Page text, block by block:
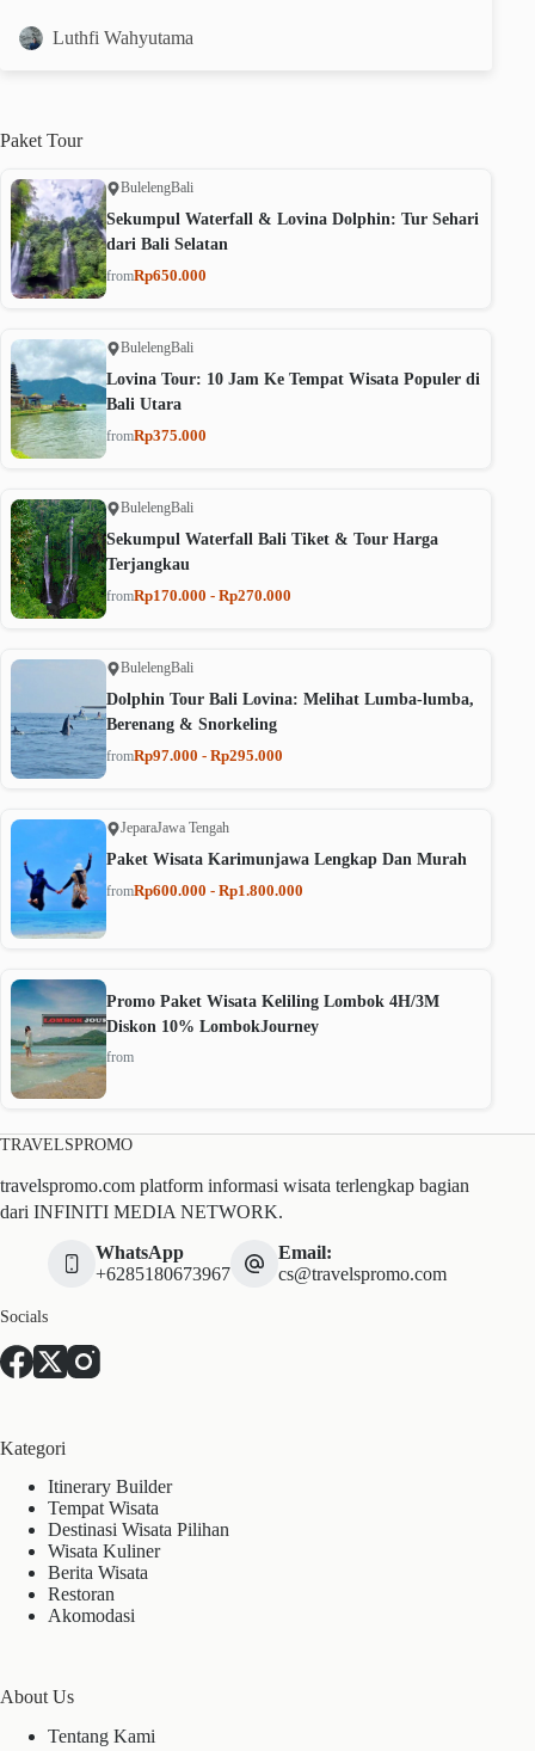
Luthfi Wahyutama
Paket Tour
BulelengBali
Sekumpul Waterfall & Lovina Dolphin: Tur Sehari
dari Bali Selatan
fromRp650.000
BulelengBali
Lovina Tour: 10 Jam Ke Tempat Wisata Populer di
Bali Utara
fromRp375.000
BulelengBali
Sekumpul Waterfall Bali Tiket & Tour Harga
Terjangkau
fromRp170.000 - Rp270.000
BulelengBali
Dolphin Tour Bali Lovina: Melihat Lumba-lumba,
Berenang & Snorkeling
fromRp97.000 - Rp295.000
JeparaJawa Tengah
Paket Wisata Karimunjawa Lengkap Dan Murah
fromRp600.000 - Rp1.800.000
Promo Paket Wisata Keliling Lombok 4H/3M
Diskon 10% LombokJourney
from
TRAVELSPROMO
travelspromo.com platform informasi wisata terlengkap bagian
dari INFINITI MEDIA NETWORK.
WhatsApp
+6285180673967
Email:
cs@travelspromo.com
Socials
Kategori
Itinerary Builder
Tempat Wisata
Destinasi Wisata Pilihan
Wisata Kuliner
Berita Wisata
Restoran
Akomodasi
About Us
Tentang Kami